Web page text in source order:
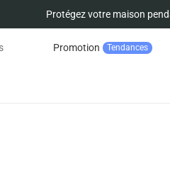
Protégez votre maison
Promotion Tendances